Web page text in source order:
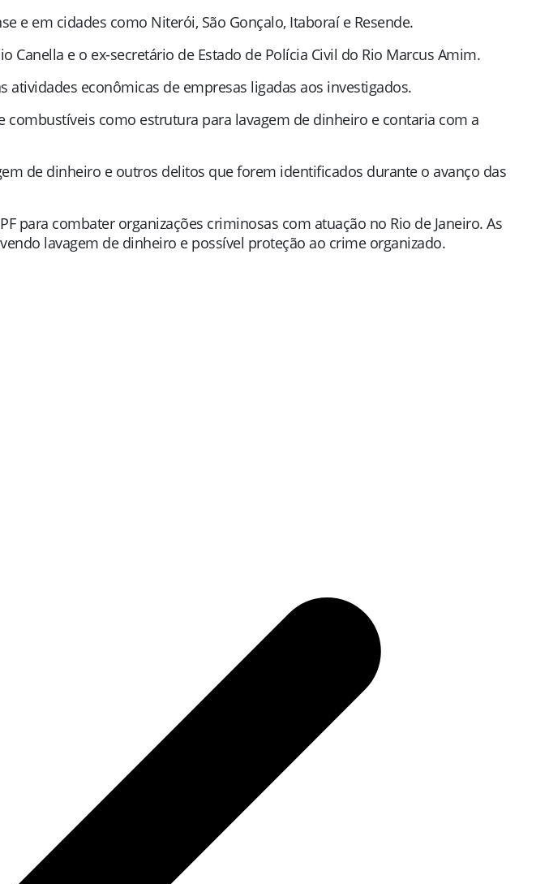
e em cidades como Niterói, São Gonçalo, Itaboraí e Resende.
e o ex-secretário de Estado de Polícia Civil do Rio Marcus Amim.
econômicas de empresas ligadas aos investigados.
como estrutura para lavagem de dinheiro e contaria com a
de dinheiro e outros delitos que forem identificados durante o avanço das
para combater organizações criminosas com atuação no Rio de Janeiro. As
lavagem de dinheiro e possível proteção ao crime organizado.